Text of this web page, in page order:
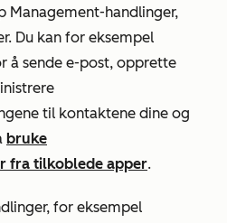
Management-handlinger,
Du kan for eksempel
å sende e-post, opprette
til kontaktene dine og
bruke
fra tilkoblede apper.
for eksempel